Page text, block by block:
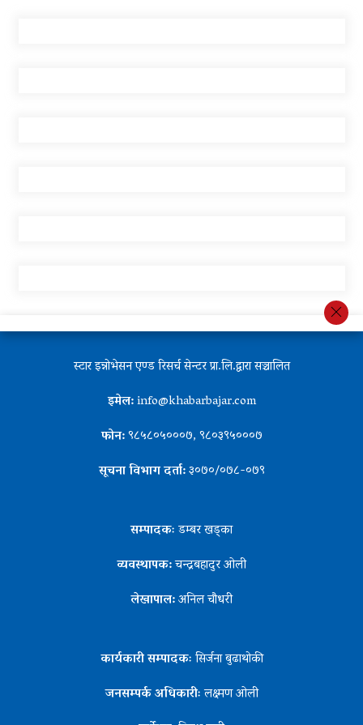
स्टार इन्नोभेसन एण्ड रिसर्च सेन्टर प्रा.लि.द्वारा सञ्चालित
इमेल:info@khabarbajar.com
फोन:९८५८०५०००७, ९८०३९५०००७
सूचना विभाग दर्ता:३०७०/०७८-०७९
सम्पादकःडम्बर खड्का
व्यवस्थापक:चन्द्रबहादुर ओली
लेखापाल:अनिल चौधरी
कार्यकारी सम्पादकःसिर्जना बुढाथोकी
जनसम्पर्क अधिकारीःलक्ष्मण ओली